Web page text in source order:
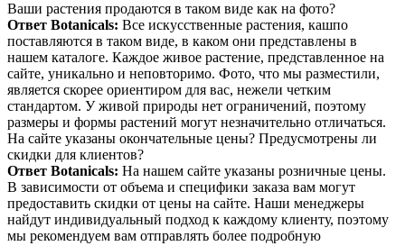
Ваши растения продаются в таком виде как на фото?
Ответ Botanicals: Все искусственные растения, кашпо
поставляются в таком виде, в каком они представлены в
нашем каталоге. Каждое живое растение, представленное на
сайте, уникально и неповторимо. Фото, что мы разместили,
является скорее ориентиром для вас, нежели четким
стандартом. У живой природы нет ограничений, поэтому
размеры и формы растений могут незначительно отличаться.
На сайте указаны окончательные цены? Предусмотрены ли
скидки для клиентов?
Ответ Botanicals: На нашем сайте указаны розничные цены.
В зависимости от объема и специфики заказа вам могут
предоставить скидки от цены на сайте. Наши менеджеры
найдут индивидуальный подход к каждому клиенту, поэтому
мы рекомендуем вам отправлять более подробную